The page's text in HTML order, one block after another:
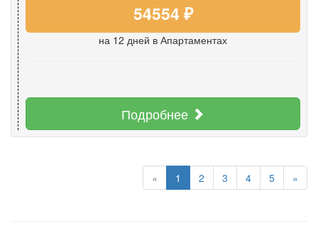
54554 ₽
на 12 дней в Апартаментах
Подробнее
« 1 2 3 4 5 »